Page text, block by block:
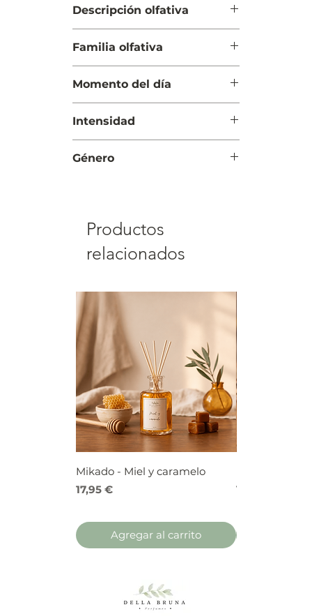
Descripción olfativa
jazmín
Cuerpo: Frescura marina
Fondo: Bambú y ámbar
Familia olfativa
Momento del día
Intensidad
Género
Productos
relacionados
Mikado - Miel y caramelo
Precio
17,95 €
Agregar al carrito
Precio
17,95 €